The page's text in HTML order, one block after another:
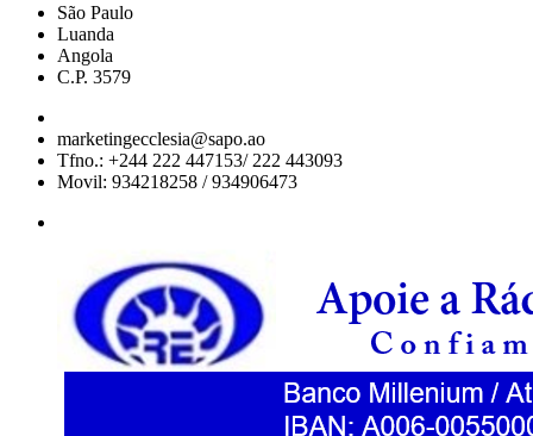
São Paulo
Luanda
Angola
C.P. 3579
marketingecclesia@sapo.ao
Tfno.: +244 222 447153/ 222 443093
Movil: 934218258 / 934906473